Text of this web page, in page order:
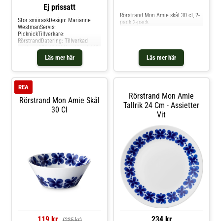
Ej prissatt
Läs mer här
Stor smöraskDesign: Marianne
WestmanServis:
PicknickTillverkare:
RörstrandDatering: Tillverkad
mellan 1956-1969Mått: längd 165
mm.bred 105 mm,höjd 80
mmMärkningar: En fabriksstämpel
från Rörstrand ,Picknick ovenvare
Läs mer här
Rörstrand Mon Amie skål 30 cl, 2-
pack 2-pack
Rörstrand Mon Amie Skål
30 Cl
REA
Rörstrand Mon Amie
Tallrik 24 Cm - Assietter
Vit